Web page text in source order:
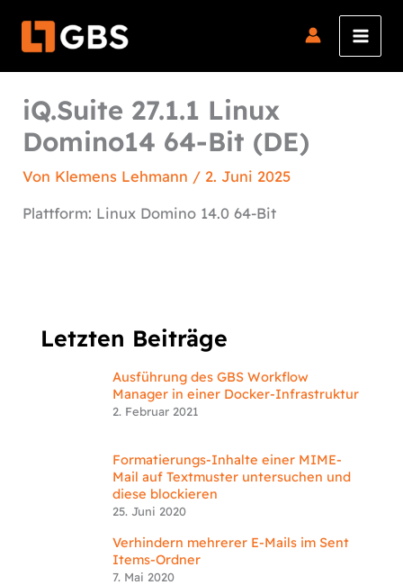
Inhalt
iQ.Suite 27.1.1 Linux
Domino14 64-Bit (DE)
Von Klemens Lehmann / 2. Juni 2025
Plattform: Linux Domino 14.0 64-Bit
Letzten Beiträge
Ausführung des GBS Workflow
Manager in einer Docker-Infrastruktur
2. Februar 2021
Formatierungs-Inhalte einer MIME-
Mail auf Textmuster untersuchen und
diese blockieren
25. Juni 2020
Verhindern mehrerer E-Mails im Sent
Items-Ordner
7. Mai 2020